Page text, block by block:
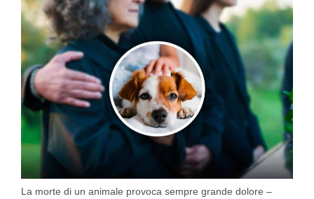
La morte di un animale provoca sempre grande dolore –